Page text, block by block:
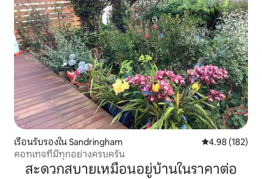
เรือนรับรองใน Sandringham คะแนนเฉลี่ย
4.98 (182)
คอทเทจที่มีทุกอย่างครบครัน
สะดวกสบายเหมือนอยู่บ้านในราคาต่อ